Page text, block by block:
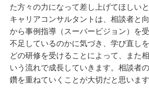
た方々の力になって差し上げてほしい
キャリアコンサルタントは、相談者と
から事例指導（スーパービジョン）を
不足しているのかに気づき、学び直し
どの研修を受けることによって、また
いう流れで成長していきます。相談者
鑽を重ねていくことが大切だと思います